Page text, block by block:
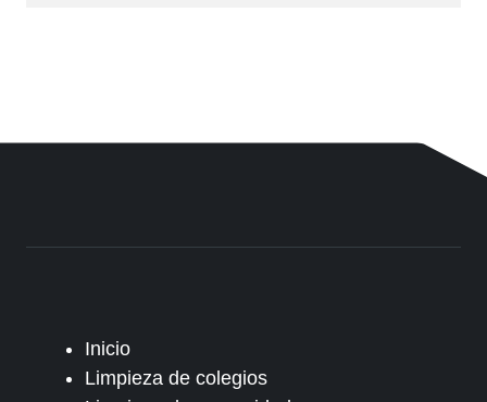
Inicio
Limpieza de colegios